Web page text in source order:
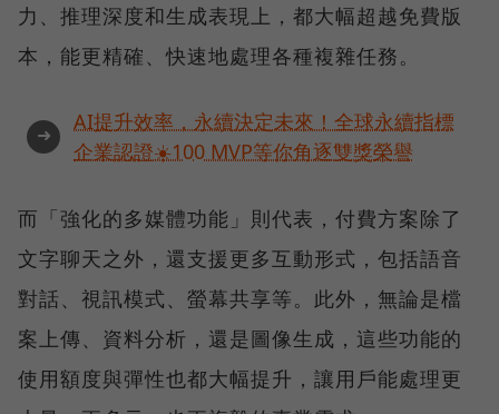
力、推理深度和生成表現上，都大幅超越免費版
本，能更精確、快速地處理各種複雜任務。
➜
AI提升效率，永續決定未來！全球永續指標
企業認證☀️100 MVP等你角逐雙獎榮譽
而「強化的多媒體功能」則代表，付費方案除了
文字聊天之外，還支援更多互動形式，包括語音
對話、視訊模式、螢幕共享等。此外，無論是檔
案上傳、資料分析，還是圖像生成，這些功能的
使用額度與彈性也都大幅提升，讓用戶能處理更